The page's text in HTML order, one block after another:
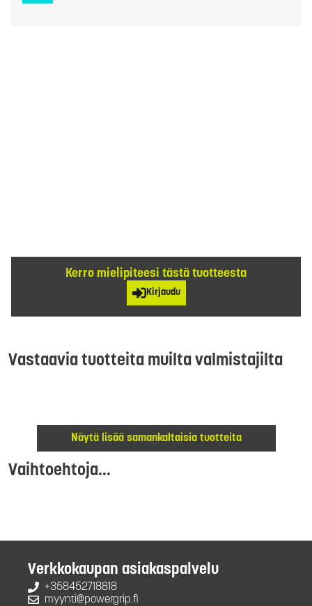
Kerro mielipiteesi tästä tuotteesta
Kirjaudu
Vastaavia tuotteita muilta valmistajilta
Näytä lisää samankaltaisia tuotteita
Vaihtoehtoja...
Verkkokaupan asiakaspalvelu
+358452718818
myynti@powergrip.fi